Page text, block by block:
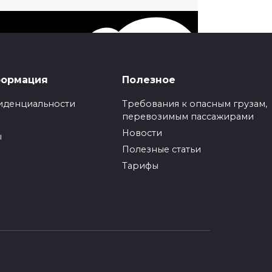
выходных дней;
Полезное
Требования к опасным грузам,
перевозимым пассажирами
Новости
Полезные статьи
Тарифы